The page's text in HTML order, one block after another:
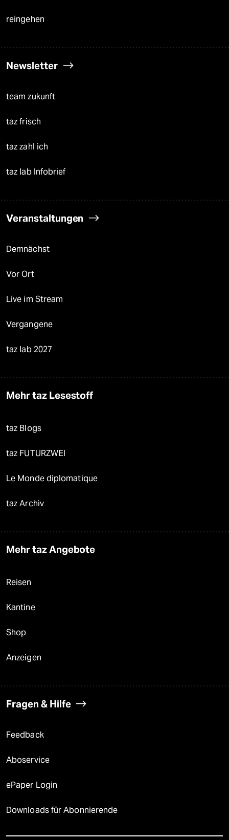
reingehen
Newsletter
team zukunft
taz frisch
taz zahl ich
taz lab Infobrief
Veranstaltungen
Demnächst
Vor Ort
Live im Stream
Vergangene
taz lab 2027
Mehr taz Lesestoff
taz Blogs
taz FUTURZWEI
Le Monde diplomatique
taz Archiv
Mehr taz Angebote
Reisen
Kantine
Shop
Anzeigen
Fragen & Hilfe
Feedback
Aboservice
ePaper Login
Downloads für Abonnierende